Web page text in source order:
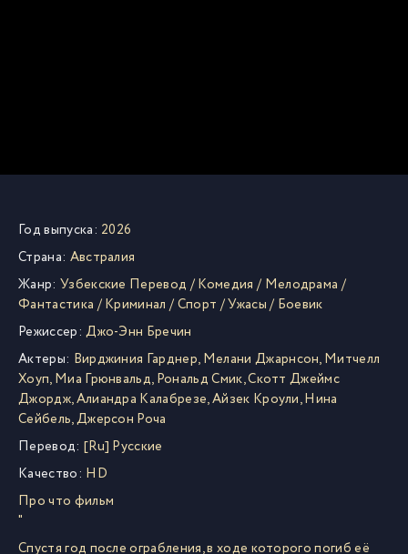
Год выпуска: 2026
Страна: Австралия
Жанр: Узбекские Перевод /Комедия / Мелодрама /
Фантастика /Криминал /Спорт /Ужасы/ Боевик
Режиссер: Джо-Энн Бречин
Актеры: Вирджиния Гарднер,Мелани Джарнсон,Митчелл
Хоуп,Миа Грюнвальд,Рональд Смик,Скотт Джеймс
Джордж,Алиандра Калабрезе,Айзек Кроули,Нина
Сейбель,Джерсон Роча
Перевод: [Ru] Русские
Качество: HD
Про что фильм
"
Спустя год после ограбления, в ходе которого погиб её